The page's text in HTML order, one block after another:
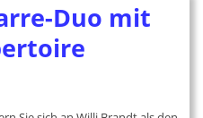
Duo mit